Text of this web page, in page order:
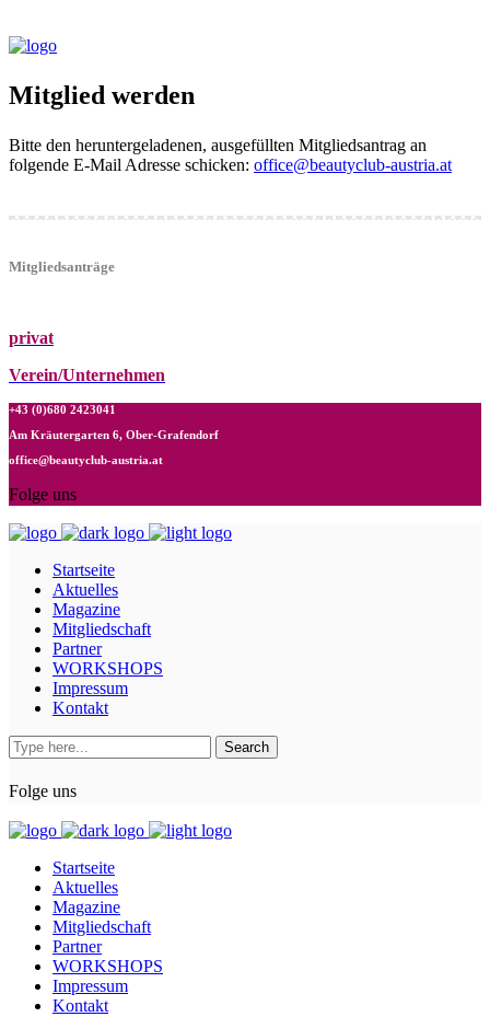
Mitglied werden
Bitte den heruntergeladenen, ausgefüllten Mitgliedsantrag an
folgende E-Mail Adresse schicken: office@beautyclub-austria.at
Mitgliedsanträge
privat
Verein/Unternehmen
+43 (0)680 2423041
Am Kräutergarten 6, Ober-Grafendorf
office@beautyclub-austria.at
Folge uns
Startseite
Aktuelles
Magazine
Mitgliedschaft
Partner
WORKSHOPS
Impressum
Kontakt
Folge uns
Startseite
Aktuelles
Magazine
Mitgliedschaft
Partner
WORKSHOPS
Impressum
Kontakt